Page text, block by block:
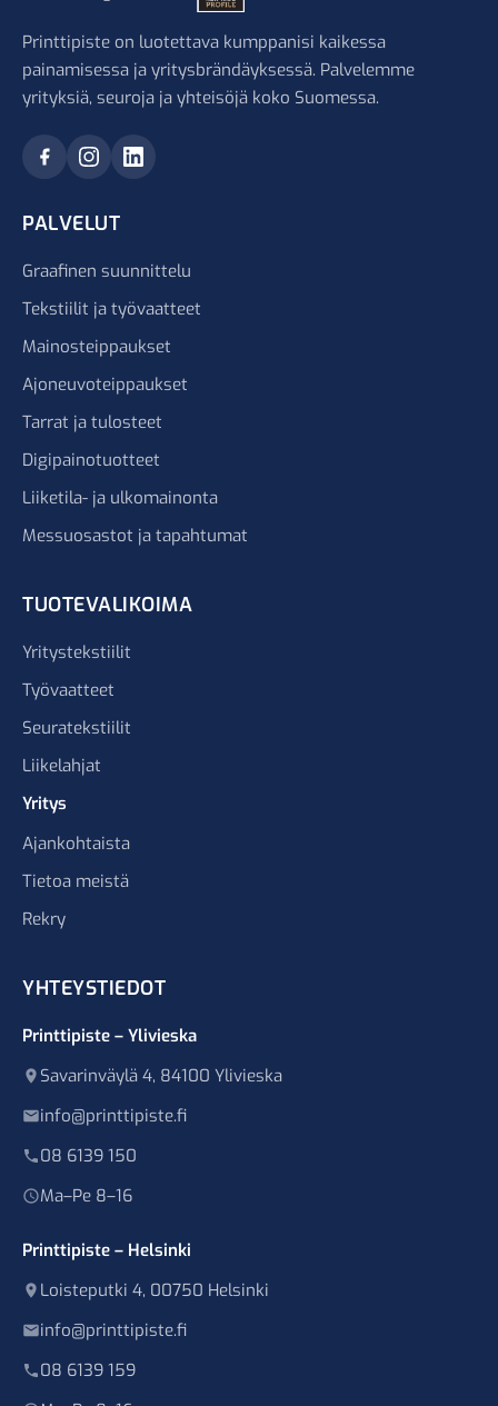
Printtipiste on luotettava kumppanisi kaikessa
painamisessa ja yritysbrändäyksessä. Palvelemme
yrityksiä, seuroja ja yhteisöjä koko Suomessa.
PALVELUT
Graafinen suunnittelu
Tekstiilit ja työvaatteet
Mainosteippaukset
Ajoneuvoteippaukset
Tarrat ja tulosteet
Digipainotuotteet
Liiketila- ja ulkomainonta
Messuosastot ja tapahtumat
TUOTEVALIKOIMA
Yritystekstiilit
Työvaatteet
Seuratekstiilit
Liikelahjat
Yritys
Ajankohtaista
Tietoa meistä
Rekry
YHTEYSTIEDOT
Printtipiste – Ylivieska
Savarinväylä 4, 84100 Ylivieska
info@printtipiste.fi
08 6139 150
Ma–Pe 8–16
Printtipiste – Helsinki
Loisteputki 4, 00750 Helsinki
info@printtipiste.fi
08 6139 159